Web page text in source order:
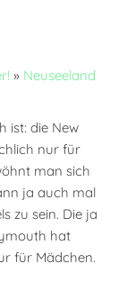
» Neuseeland
ist: die New
nur für
man sich
ja auch mal
zu sein. Die ja
hat
für Mädchen.